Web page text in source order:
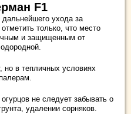
F1
ухода за
только, что место
и защищенным от
но в тепличных условиях
не следует забывать о
удалении сорняков.